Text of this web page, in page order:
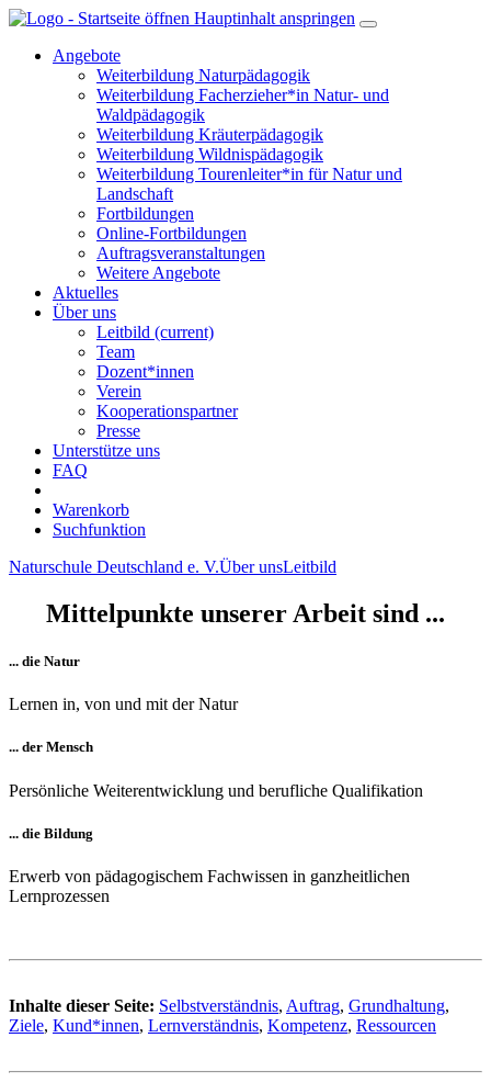
Hauptinhalt anspringen
Angebote
Weiterbildung Naturpädagogik
Weiterbildung Facherzieher*in Natur- und
Waldpädagogik
Weiterbildung Kräuterpädagogik
Weiterbildung Wildnispädagogik
Weiterbildung Tourenleiter*in für Natur und
Landschaft
Fortbildungen
Online-Fortbildungen
Auftragsveranstaltungen
Weitere Angebote
Aktuelles
Über uns
Leitbild (current)
Team
Dozent*innen
Verein
Kooperationspartner
Presse
Unterstütze uns
FAQ
Warenkorb
Suchfunktion
Naturschule Deutschland e. V.Über unsLeitbild
Mittelpunkte unserer Arbeit sind ...
... die Natur
Lernen in, von und mit der Natur
... der Mensch
Persönliche Weiterentwicklung und berufliche Qualifikation
... die Bildung
Erwerb von pädagogischem Fachwissen in ganzheitlichen
Lernprozessen
Inhalte dieser Seite: Selbstverständnis, Auftrag, Grundhaltung,
Ziele, Kund*innen, Lernverständnis, Kompetenz, Ressourcen